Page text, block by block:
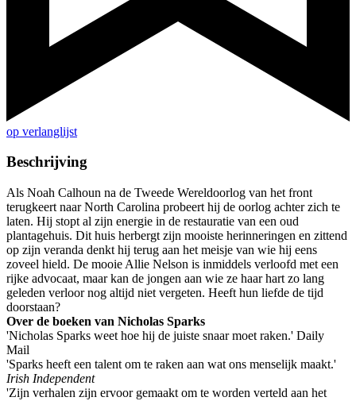
op verlanglijst
Beschrijving
Als Noah Calhoun na de Tweede Wereldoorlog van het front
terugkeert naar North Carolina probeert hij de oorlog achter zich te
laten. Hij stopt al zijn energie in de restauratie van een oud
plantagehuis. Dit huis herbergt zijn mooiste herinneringen en zittend
op zijn veranda denkt hij terug aan het meisje van wie hij eens
zoveel hield. De mooie Allie Nelson is inmiddels verloofd met een
rijke advocaat, maar kan de jongen aan wie ze haar hart zo lang
geleden verloor nog altijd niet vergeten. Heeft hun liefde de tijd
doorstaan?
Over de boeken van Nicholas Sparks
'Nicholas Sparks weet hoe hij de juiste snaar moet raken.' Daily
Mail
'Sparks heeft een talent om te raken aan wat ons menselijk maakt.'
Irish Independent
'Zijn verhalen zijn ervoor gemaakt om te worden verteld aan het